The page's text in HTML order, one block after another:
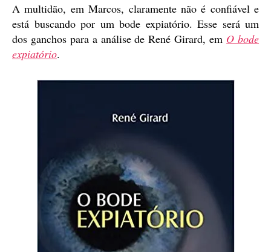
A multidão, em Marcos, claramente não é confiável e
está buscando por um bode expiatório. Esse será um
dos ganchos para a análise de René Girard, em O bode
expiatório.